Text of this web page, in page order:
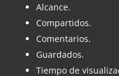
Alcance.
Compartidos.
Comentarios.
Guardados.
Tiempo de